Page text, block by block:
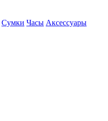
Сумки Часы Аксессуары